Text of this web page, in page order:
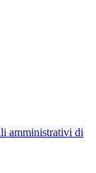
amministrativi di